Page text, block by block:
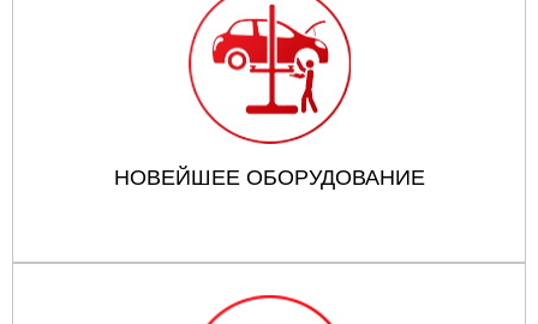
НОВЕЙШЕЕ ОБОРУДОВАНИЕ